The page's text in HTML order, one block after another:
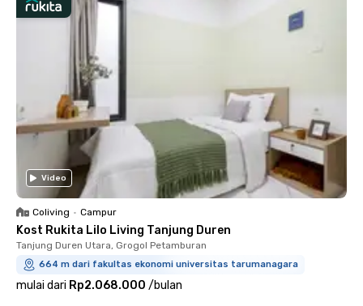
Video
Coliving • Campur
Kost Rukita Lilo Living Tanjung Duren
Tanjung Duren Utara, Grogol Petamburan
664 m dari fakultas ekonomi universitas tarumanagara
mulai dari Rp2.068.000 /bulan